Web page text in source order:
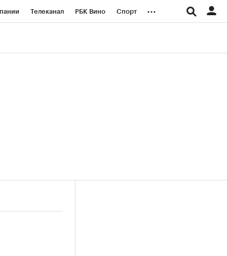
Телеканал РБК Вино Спорт ...